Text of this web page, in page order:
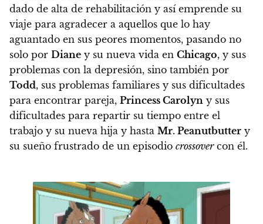
dado de alta de rehabilitación y así emprende su
viaje para agradecer a aquellos que lo hay
aguantado en sus peores momentos, pasando no
solo por Diane y su nueva vida en Chicago, y sus
problemas con la depresión, sino también por
Todd, sus problemas familiares y sus dificultades
para encontrar pareja, Princess Carolyn y sus
dificultades para repartir su tiempo entre el
trabajo y su nueva hija y hasta Mr. Peanutbutter y
su sueño frustrado de un episodio crossovercon él.